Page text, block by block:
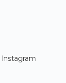
Instagram